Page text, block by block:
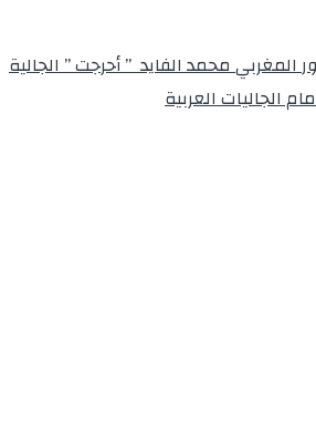
المغربي محمد الفايد ” أحرجت ” الجالية
الجاليات العربية